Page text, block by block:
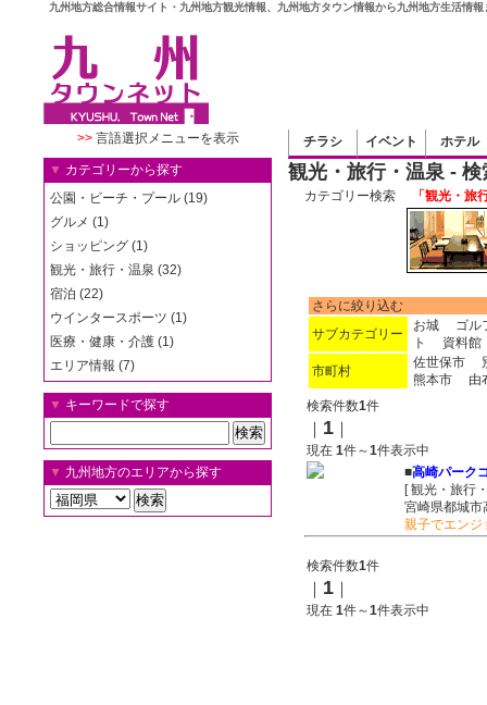
九州地方総合情報サイト・九州地方観光情報、九州地方タウン情報から九州地方生活情報
>>言語選択メニューを表示
▼ カテゴリーから探す
公園・ビーチ・プール (19)
グルメ (1)
ショッピング (1)
観光・旅行・温泉 (32)
宿泊 (22)
ウインタースポーツ (1)
医療・健康・介護 (1)
エリア情報 (7)
▼ キーワードで探す
▼ 九州地方のエリアから探す
チラシ イベント ホテル
観光・旅行・温泉 - 検
カテゴリー検索 「観光・旅
さらに絞り込む
サブカテゴリー
お城
ゴル
ト
資料館
市町村
佐世保市
熊本市
由
検索件数1件
｜ 1 ｜
現在 1件～1件表示中
■高崎パーク
[ 観光・旅
宮崎県都城
親子でエンジ
検索件数1件
｜ 1 ｜
現在 1件～1件表示中